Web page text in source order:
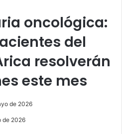
oncológica:
del
resolverán
este mes
de 2026
de 2026
u
b
e